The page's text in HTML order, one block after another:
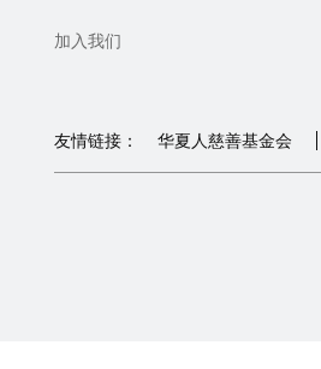
加入我们
友情链接： 华夏人慈善基金会